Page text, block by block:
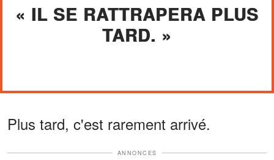
« IL SE RATTRAPERA PLUS
TARD. »
Plus tard, c'est rarement arrivé.
ANNONCES